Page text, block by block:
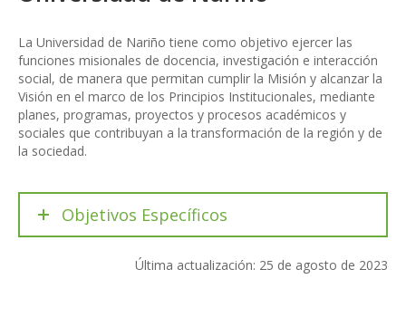
La Universidad de Nariño tiene como objetivo ejercer las
funciones misionales de docencia, investigación e interacción
social, de manera que permitan cumplir la Misión y alcanzar la
Visión en el marco de los Principios Institucionales, mediante
planes, programas, proyectos y procesos académicos y
sociales que contribuyan a la transformación de la región y de
la sociedad.
Objetivos Específicos
Última actualización: 25 de agosto de 2023